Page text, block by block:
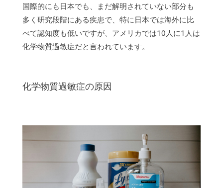
国際的にも日本でも、まだ解明されていない部分も
多く研究段階にある疾患で、特に日本では海外に比
べて認知度も低いですが、アメリカでは10人に1人は
化学物質過敏症だと言われています。
化学物質過敏症の原因